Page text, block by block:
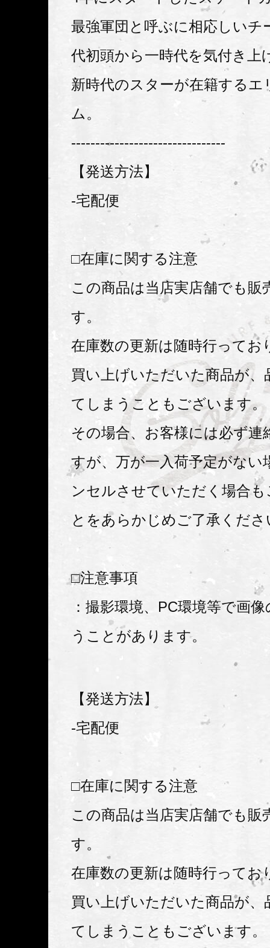
最強軍団と呼ぶに相応しいチ
代初頭から一時代を気付き上
新時代のスターが在籍するエ
ム。
--------------------------------
【発送方法】
-宅配便
□在庫に関する注意
この商品は当店実店舗でも販
す。
在庫数の更新は随時行ってお
買い上げいただいた商品が、
てしまうこともございます。
その場合、お客様には必ず連
すが、万が一入荷予定がない
ンセルさせていただく場合
とをあらかじめご了承くださ
□注意事項
：撮影環境、PC環境等で画
うことがあります。
【発送方法】
-宅配便
□在庫に関する注意
この商品は当店実店舗でも販
す。
在庫数の更新は随時行ってお
買い上げいただいた商品が、
てしまうこともございます。